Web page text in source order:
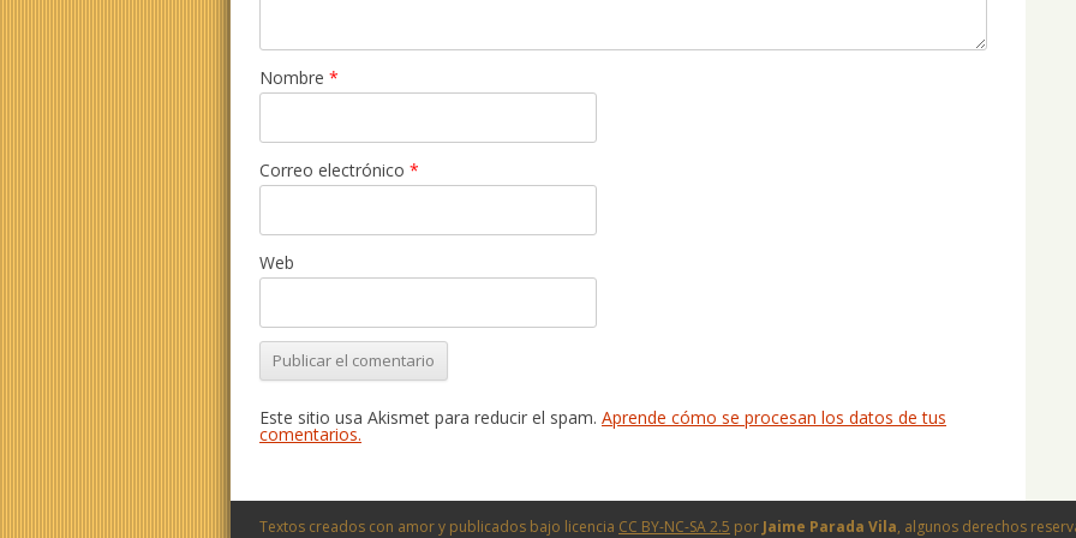
Nombre *
Correo electrónico *
Web
Este sitio usa Akismet para reducir el spam. Aprende cómo se procesan los datos de tus
comentarios.
Textos creados con amor y publicados bajo licencia CC BY-NC-SA 2.5 por Jaime Parada Vila, algunos derechos